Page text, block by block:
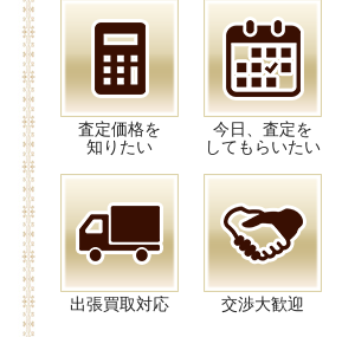
査定価格を
知りたい
今日、査定を
してもらいたい
出張買取対応 交渉大歓迎